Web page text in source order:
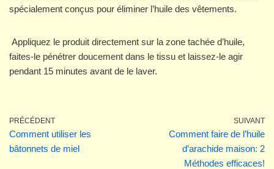
spécialement conçus pour éliminer l’huile des vêtements.
Appliquez le produit directement sur la zone tachée d’huile,
faites-le pénétrer doucement dans le tissu et laissez-le agir
pendant 15 minutes avant de le laver.
PRÉCÉDENT
Comment utiliser les
bâtonnets de miel
SUIVANT
Comment faire de l’huile
d’arachide maison: 2
Méthodes efficaces!